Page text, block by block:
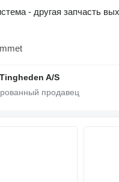
- другая запчасть
A/S